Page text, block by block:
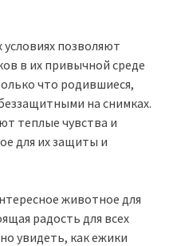
позволяют
в их привычной среде
что родившиеся,
на снимках.
теплые чувства и
для их защиты и
животное для
радость для всех
увидеть, как ежики